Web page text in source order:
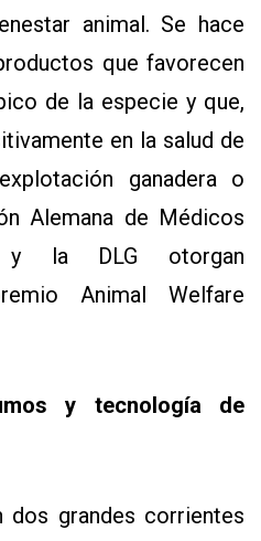
animal. Se hace
que favorecen
de la especie y que,
en la salud de
ganadera o
Alemana de Médicos
y la DLG otorgan
Animal Welfare
y tecnología de
dos grandes corrientes